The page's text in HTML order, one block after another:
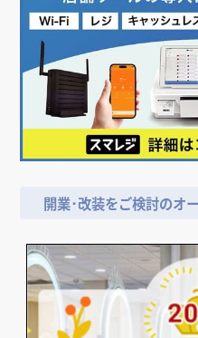
開業･改装をご検討のオ